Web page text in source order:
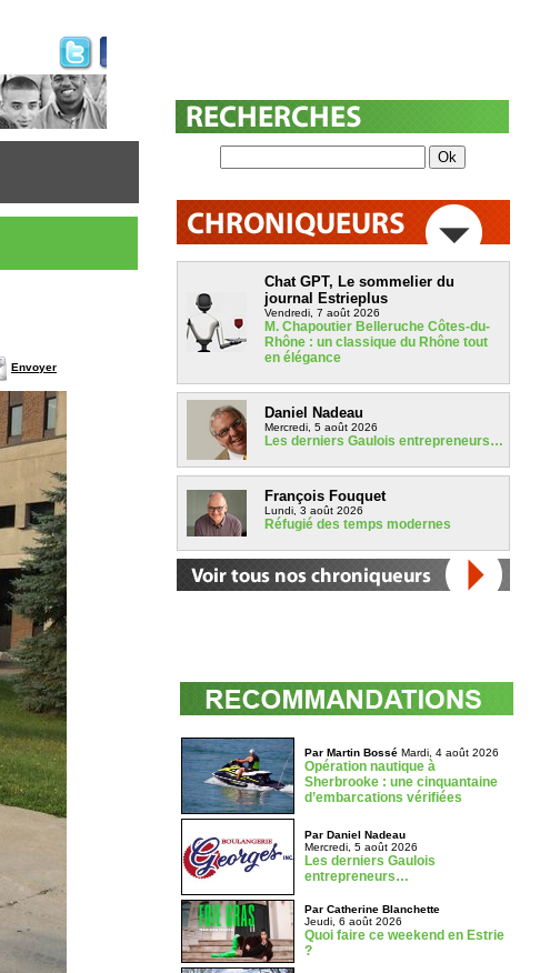
Envoyer
Chat GPT, Le sommelier du
journal Estrieplus
Vendredi, 7 août 2026
M. Chapoutier Belleruche Côtes-du-
Rhône : un classique du Rhône tout
en élégance
Daniel Nadeau
Mercredi, 5 août 2026
Les derniers Gaulois entrepreneurs…
François Fouquet
Lundi, 3 août 2026
Réfugié des temps modernes
Par Martin BosséMardi, 4 août 2026
Opération nautique à
Sherbrooke : une cinquantaine
d’embarcations vérifiées
Par Daniel Nadeau
Mercredi, 5 août 2026
Les derniers Gaulois
entrepreneurs…
Par Catherine Blanchette
Jeudi, 6 août 2026
Quoi faire ce weekend en Estrie
?